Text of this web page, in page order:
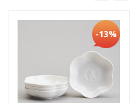
-13%